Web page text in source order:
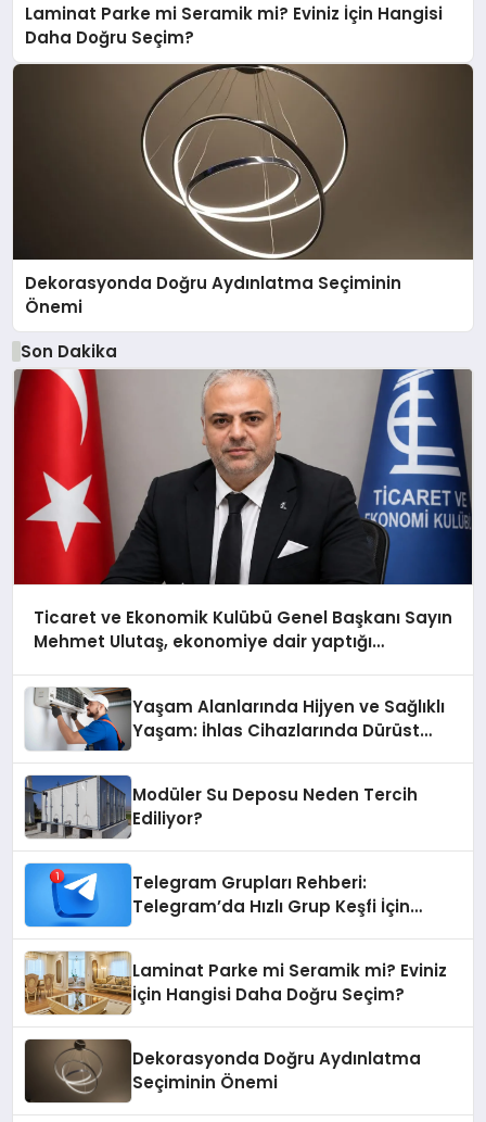
Laminat Parke mi Seramik mi? Eviniz İçin Hangisi
Daha Doğru Seçim?
Dekorasyonda Doğru Aydınlatma Seçiminin
Önemi
Son Dakika
Ticaret ve Ekonomik Kulübü Genel Başkanı Sayın
Mehmet Ulutaş, ekonomiye dair yaptığı
Yaşam Alanlarında Hijyen ve Sağlıklı
Yaşam: İhlas Cihazlarında Dürüst
Modüler Su Deposu Neden Tercih
Ediliyor?
Telegram Grupları Rehberi:
Telegram’da Hızlı Grup Keşfi İçin
Laminat Parke mi Seramik mi? Eviniz
İçin Hangisi Daha Doğru Seçim?
Dekorasyonda Doğru Aydınlatma
Seçiminin Önemi